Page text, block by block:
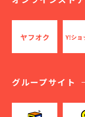
グループサイト